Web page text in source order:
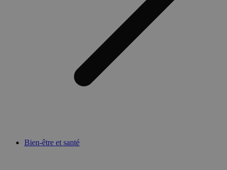
Bien-être et santé